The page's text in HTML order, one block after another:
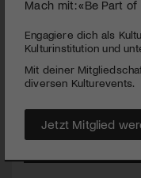
seconds
minutes,
seconds
Alpines Museum |
PUBLIZIERT AM 20.
neuen Restaurant
ab. Die Ausstellung
«Bergzeugs».
MEHR
Mach mit: «Be Part
Engagiere dich als
Kulturinstitution und
Mit deiner
diversen Kulturevents.
Jetzt Mitglied